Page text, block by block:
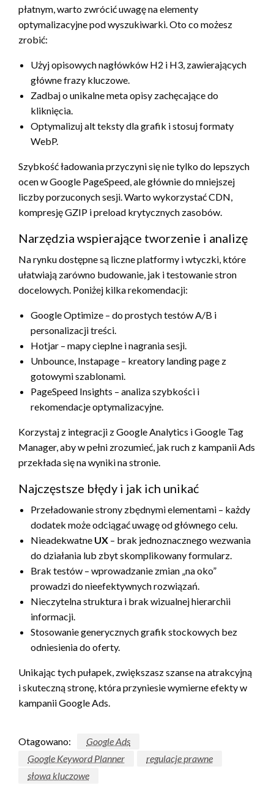
płatnym, warto zwrócić uwagę na elementy
optymalizacyjne pod wyszukiwarki. Oto co możesz
zrobić:
Użyj opisowych nagłówków H2 i H3, zawierających
główne frazy kluczowe.
Zadbaj o unikalne meta opisy zachęcające do
kliknięcia.
Optymalizuj alt teksty dla grafik i stosuj formaty
WebP.
Szybkość ładowania przyczyni się nie tylko do lepszych
ocen w Google PageSpeed, ale głównie do mniejszej
liczby porzuconych sesji. Warto wykorzystać CDN,
kompresję GZIP i preload krytycznych zasobów.
Narzędzia wspierające tworzenie i analizę
Na rynku dostępne są liczne platformy i wtyczki, które
ułatwiają zarówno budowanie, jak i testowanie stron
docelowych. Poniżej kilka rekomendacji:
Google Optimize – do prostych testów A/B i
personalizacji treści.
Hotjar – mapy cieplne i nagrania sesji.
Unbounce, Instapage – kreatory landing page z
gotowymi szablonami.
PageSpeed Insights – analiza szybkości i
rekomendacje optymalizacyjne.
Korzystaj z integracji z Google Analytics i Google Tag
Manager, aby w pełni zrozumieć, jak ruch z kampanii Ads
przekłada się na wyniki na stronie.
Najczęstsze błędy i jak ich unikać
Przeładowanie strony zbędnymi elementami – każdy
dodatek może odciągać uwagę od głównego celu.
Nieadekwatne UX – brak jednoznacznego wezwania
do działania lub zbyt skomplikowany formularz.
Brak testów – wprowadzanie zmian „na oko”
prowadzi do nieefektywnych rozwiązań.
Nieczytelna struktura i brak wizualnej hierarchii
informacji.
Stosowanie generycznych grafik stockowych bez
odniesienia do oferty.
Unikając tych pułapek, zwiększasz szanse na atrakcyjną
i skuteczną stronę, która przyniesie wymierne efekty w
kampanii Google Ads.
Otagowano:
Google Ads
Google Keyword Planner
regulacje prawne
słowa kluczowe